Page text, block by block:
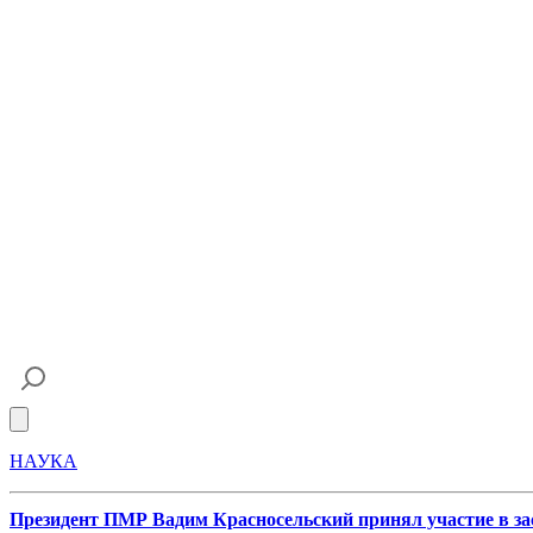
НАУКА
Президент ПМР Вадим Красносельский принял участие в